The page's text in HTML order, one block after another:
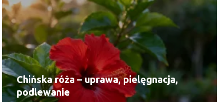
Chińska róża – uprawa, pielęgnacja,
podlewanie